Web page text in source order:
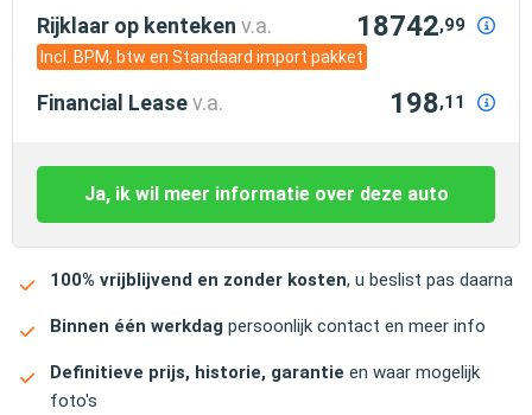
Rijklaar op kenteken v.a. 18742,99
Incl. BPM, btw en Standaard import pakket
Financial Leasev.a. 198,11
Ja, ik wil meer informatie over deze auto
100% vrijblijvend en zonder kosten, u beslist pas daarna
Binnen één werkdag persoonlijk contact en meer info
Definitieve prijs, historie, garantie en waar mogelijk
foto's